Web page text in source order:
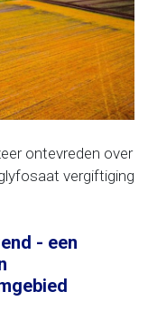
ontevreden over
vergiftiging
- een